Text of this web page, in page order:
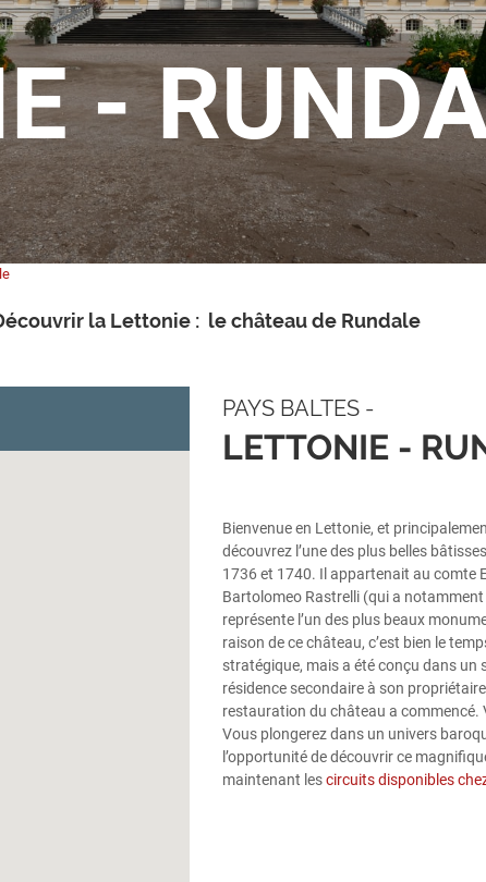
-
la Lettonie : le château de Rundale
PAYS BALTES -
LETTONIE -
Bienvenue en Lettonie, et
découvrez l’une des plus belles
1736 et 1740. Il appartenait au comte
Bartolomeo Rastrelli (qui a
représente l’un des plus beaux
raison de ce château, c’est bien le
stratégique, mais a été conçu dans un
résidence secondaire à son
restauration du château a commencé.
Vous plongerez dans un univers
l’opportunité de découvrir ce
maintenant lescircuits disponibles